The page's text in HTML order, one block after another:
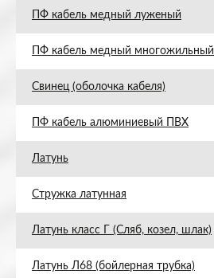
ПФ кабель медный луженый
ПФ кабель медный многожильный
Свинец (оболочка кабеля)
ПФ кабель алюминиевый ПВХ
Латунь
Стружка латунная
Латунь класс Г (Сляб, козел, шлак)
Латунь Л68 (бойлерная трубка)